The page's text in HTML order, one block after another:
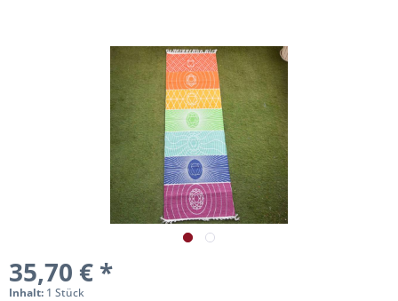
35,70 € *
Inhalt: 1 Stück